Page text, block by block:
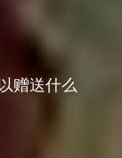
赠送什么